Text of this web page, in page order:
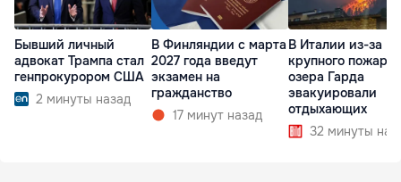
Бывший личный
адвокат Трампа стал
генпрокурором США
2 минуты назад
В Финляндии с марта
2027 года введут
экзамен на
гражданство
17 минут назад
В Италии из-за
крупного пожара
озера Гарда
эвакуировали
отдыхающих
32 минуты